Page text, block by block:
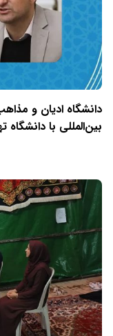
دانشگاه ادیان و
بین‌المللی با دانشگاه